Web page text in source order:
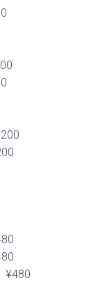
¥480